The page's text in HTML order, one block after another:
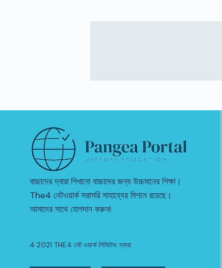
বাচ্চাদের দ্বারা শিখানো বাচ্চাদের জন্য উচ্চমানের শিক্ষা।
The4 নেটওয়ার্ক সরাসরি সাহায্যের মিশনে রয়েছে।
আমাদের সাথে যোগদান করুন!
4 2021 THE4 নেট ওয়ার্ক লিমিটেড দ্বারা